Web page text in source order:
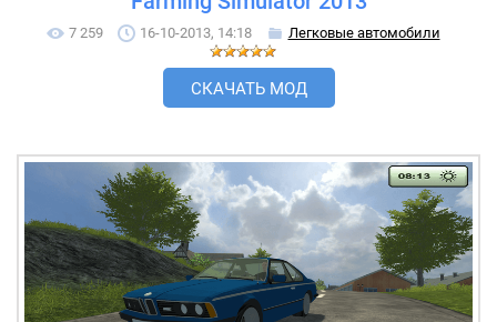
7 259 16-10-2013, 14:18 Легковые автомобили
СКАЧАТЬ МОД